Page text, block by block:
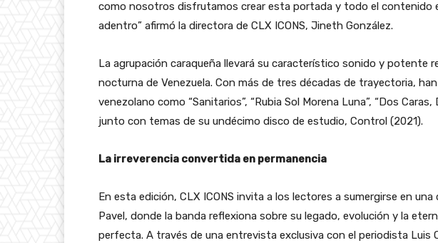
como nosotros disfrutamos crear esta portada y todo el contenido
adentro” afirmó la directora de CLX ICONS, Jineth González.
La agrupación caraqueña llevará su característico sonido y potente
nocturna de Venezuela. Con más de tres décadas de trayectoria,
venezolano como “Sanitarios”, “Rubia Sol Morena Luna”, “Dos Caras,
junto con temas de su undécimo disco de estudio, Control (2021).
La irreverencia convertida en permanencia
En esta edición, CLX ICONS invita a los lectores a sumergirse en
Pavel, donde la banda reflexiona sobre su legado, evolución y la
perfecta. A través de una entrevista exclusiva con el periodista Luis